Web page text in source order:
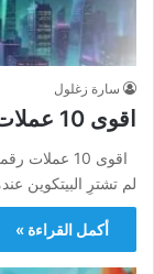
سارة زغلول
اقوى 10 عملات رقمية رخيصة لها مستقبل
اقوى 10
لم تشترِ البيتكوين
أكمل القراءة »